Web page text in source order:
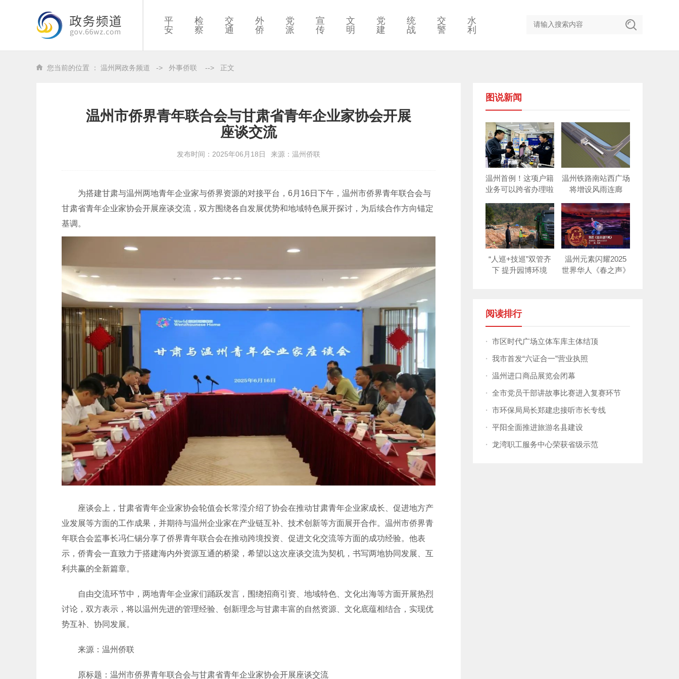
平
安
检
察
交
通
外
侨
党
派
宣
传
文
明
党
建
统
战
交
警
水
利
您当前的位置 ： 温州网政务频道 -> 外事侨联 --> 正文
温州市侨界青年联合会与甘肃省青年企业家协会开展
座谈交流
发布时间：2025年06月18日 来源：温州侨联
为搭建甘肃与温州两地青年企业家与侨界资源的对接平台，6月16日下午，温州市侨界青年联合会与
甘肃省青年企业家协会开展座谈交流，双方围绕各自发展优势和地域特色展开探讨，为后续合作方向锚定
基调。
座谈会上，甘肃省青年企业家协会轮值会长常滢介绍了协会在推动甘肃青年企业家成长、促进地方产
业发展等方面的工作成果，并期待与温州企业家在产业链互补、技术创新等方面展开合作。温州市侨界青
年联合会监事长冯仁锡分享了侨界青年联合会在推动跨境投资、促进文化交流等方面的成功经验。他表
示，侨青会一直致力于搭建海内外资源互通的桥梁，希望以这次座谈交流为契机，书写两地协同发展、互
利共赢的全新篇章。
自由交流环节中，两地青年企业家们踊跃发言，围绕招商引资、地域特色、文化出海等方面开展热烈
讨论，双方表示，将以温州先进的管理经验、创新理念与甘肃丰富的自然资源、文化底蕴相结合，实现优
势互补、协同发展。
来源：温州侨联
原标题：温州市侨界青年联合会与甘肃省青年企业家协会开展座谈交流
图说新闻
温州首例！这项户籍
业务可以跨省办理啦
温州铁路南站西广场
将增设风雨连廊
“人巡+技巡”双管齐
下 提升园博环境
温州元素闪耀2025
世界华人《春之声》
阅读排行
· 市区时代广场立体车库主体结顶
· 我市首发“六证合一”营业执照
· 温州进口商品展览会闭幕
· 全市党员干部讲故事比赛进入复赛环节
· 市环保局局长郑建忠接听市长专线
· 平阳全面推进旅游名县建设
· 龙湾职工服务中心荣获省级示范